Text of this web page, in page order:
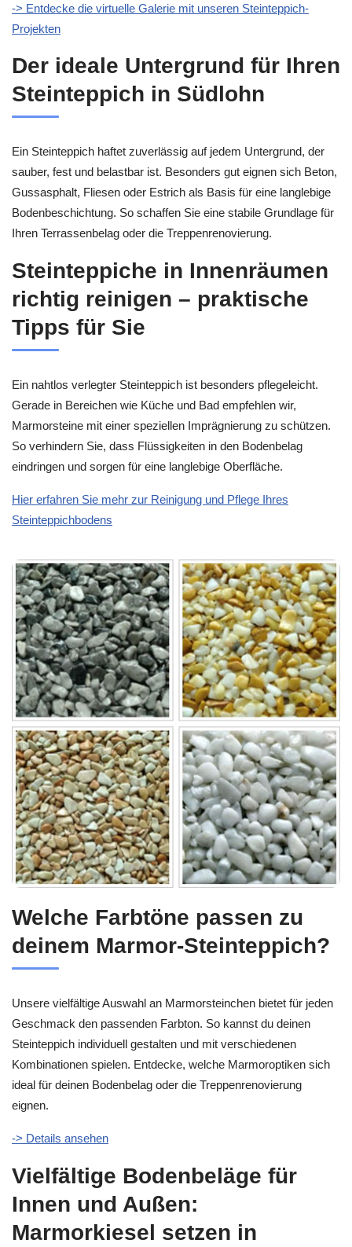
-> Entdecke die virtuelle Galerie mit unseren Steinteppich-
Projekten
Der ideale Untergrund für Ihren
Steinteppich in Südlohn
Ein Steinteppich haftet zuverlässig auf jedem Untergrund, der
sauber, fest und belastbar ist. Besonders gut eignen sich Beton,
Gussasphalt, Fliesen oder Estrich als Basis für eine langlebige
Bodenbeschichtung. So schaffen Sie eine stabile Grundlage für
Ihren Terrassenbelag oder die Treppenrenovierung.
Steinteppiche in Innenräumen
richtig reinigen – praktische
Tipps für Sie
Ein nahtlos verlegter Steinteppich ist besonders pflegeleicht.
Gerade in Bereichen wie Küche und Bad empfehlen wir,
Marmorsteine mit einer speziellen Imprägnierung zu schützen.
So verhindern Sie, dass Flüssigkeiten in den Bodenbelag
eindringen und sorgen für eine langlebige Oberfläche.
Hier erfahren Sie mehr zur Reinigung und Pflege Ihres
Steinteppichbodens
Welche Farbtöne passen zu
deinem Marmor-Steinteppich?
Unsere vielfältige Auswahl an Marmorsteinchen bietet für jeden
Geschmack den passenden Farbton. So kannst du deinen
Steinteppich individuell gestalten und mit verschiedenen
Kombinationen spielen. Entdecke, welche Marmoroptiken sich
ideal für deinen Bodenbelag oder die Treppenrenovierung
eignen.
-> Details ansehen
Vielfältige Bodenbeläge für
Innen und Außen:
Marmorkiesel setzen in